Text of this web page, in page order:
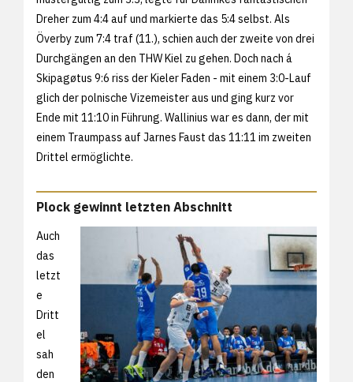
Dreher zum 4:4 auf und markierte das 5:4 selbst. Als
Överby zum 7:4 traf (11.), schien auch der zweite von drei
Durchgängen an den THW Kiel zu gehen. Doch nach á
Skipagøtus 9:6 riss der Kieler Faden - mit einem 3:0-Lauf
glich der polnische Vizemeister aus und ging kurz vor
Ende mit 11:10 in Führung. Wallinius war es dann, der mit
einem Traumpass auf Jarnes Faust das 11:11 im zweiten
Drittel ermöglichte.
Plock gewinnt letzten Abschnitt
Auch
das
letzt
e
Dritt
el
sah
den